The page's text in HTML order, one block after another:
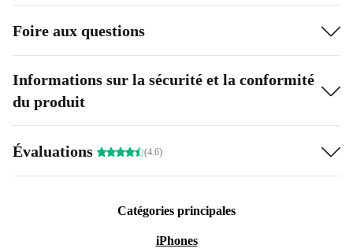
Foire aux questions
Informations sur la sécurité et la conformité
du produit
Évaluations (4.6)
Catégories principales
iPhones